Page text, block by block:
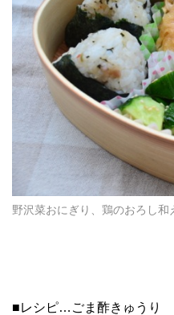
野沢菜おにぎり、鶏のおろし
■レシピ…ごま酢きゅうり